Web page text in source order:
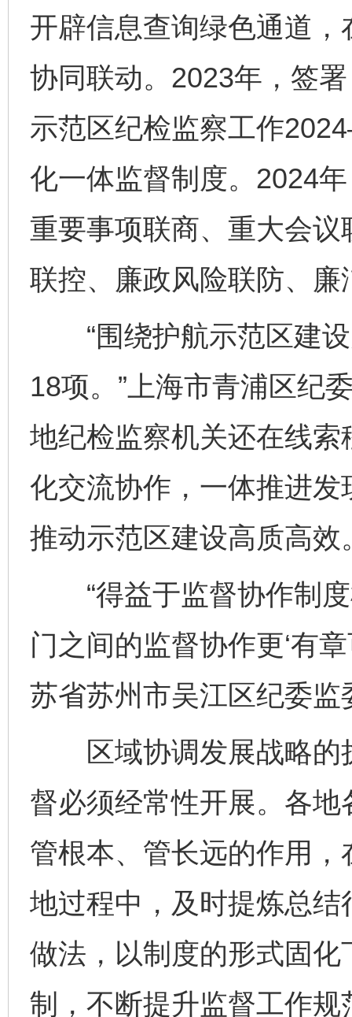
开辟信息查询绿色通道
协同联动。2023年，签
示范区纪检监察工作
化一体监督制度。2024
重要事项联商、重大会
联控、廉政风险联防、
“围绕护航示范区建设
18项。”上海市青浦区纪
地纪检监察机关还在线
化交流协作，一体推进
推动示范区建设高质高效
“得益于监督协作制度
门之间的监督协作更‘有
苏省苏州市吴江区纪委
区域协调发展战略的
督必须经常性开展。各
管根本、管长远的作用
地过程中，及时提炼总
做法，以制度的形式固
制，不断提升监督工作